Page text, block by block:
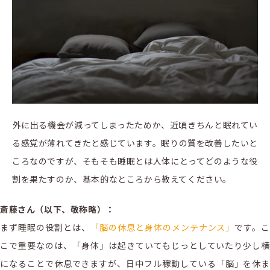
――外に出る機会が減ってしまったためか、近頃きちんと眠れてい
る感覚が薄れてきたと感じています。眠りの質を改善したいと
ころなのですが、そもそも睡眠とは人体にとってどのような役
割を果たすのか、基本的なところから教えてください。
斎藤さん（以下、敬称略）：
まず睡眠の役割とは、
「脳の休息と身体のメンテナンス」 です。こ
こで重要なのは、「身体」は起きていてもじっとしていたり少し横
になることで休息できますが、日中フル稼動している「脳」を休ま